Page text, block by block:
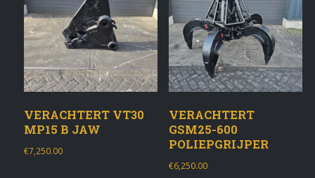
VERACHTERT VT30
MP15 B JAW
€7,250.00
VERACHTERT
GSM25-600
POLIEPGRIJPER
€6,250.00